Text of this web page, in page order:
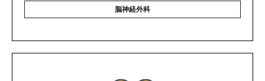
脳神経外科